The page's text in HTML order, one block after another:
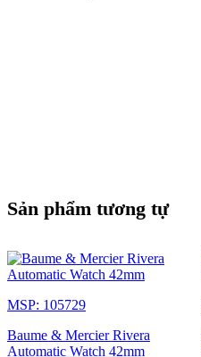
Sản phẩm tương tự
MSP: 105729
Baume & Mercier Rivera
Automatic Watch 42mm